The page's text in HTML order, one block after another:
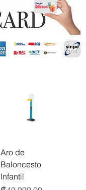
Aro de
Baloncesto
Infantil